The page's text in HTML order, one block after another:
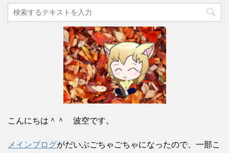
こんにちは＾＾ 波空です。
メインブログがだいぶごちゃごちゃになったので、一部こ